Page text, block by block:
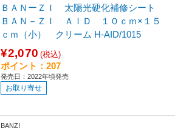
ＢＡＮーＺＩ 太陽光硬化補修シート
ＢＡＮ－ＺＩ ＡＩＤ １０ｃｍ×１５
ｃｍ（小） クリーム H-AID/1015
¥2,070 (税込)
ポイント：207
発売日：2022年頃発売
お取り寄せ
BANZI